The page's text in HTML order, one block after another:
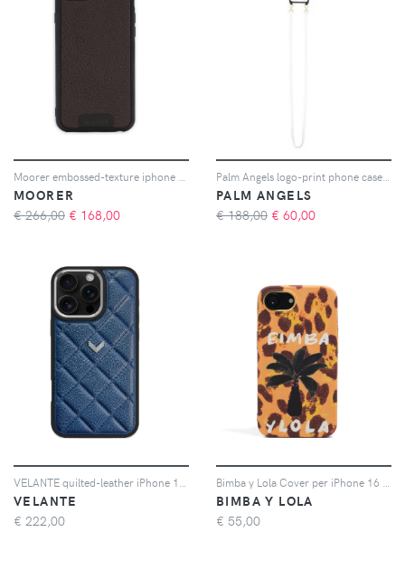
MOORER
€ 266,00 € 168,00
PALM ANGELS
€ 188,00 € 60,00
VELANTE
€ 222,00
BIMBA Y LOLA
€ 55,00